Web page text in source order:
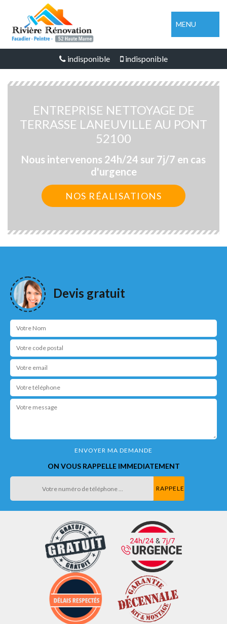
MENU
indisponible indisponible
ENTREPRISE NETTOYAGE DE
TERRASSE LANEUVILLE AU PONT
52100
Nous intervenons 24h/24 sur 7j/7 en cas
d'urgence
NOS RÉALISATIONS
Devis gratuit
ON VOUS RAPPELLE IMMEDIATEMENT